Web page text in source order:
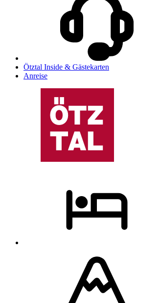
Ötztal Inside & Gästekarten
Anreise